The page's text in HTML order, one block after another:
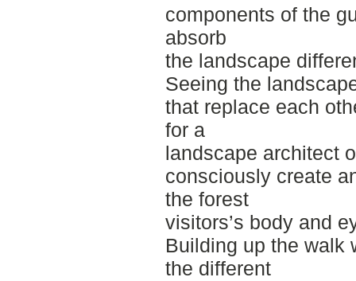
components of the
absorb
the landscape
Seeing the
that replace each
for a
landscape architect
consciously create
the forest
visitors’s body and
Building up the walk
the different